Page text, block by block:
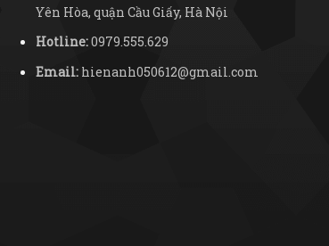
Yên Hòa, quận Cầu Giấy, Hà Nội
Hotline:0979.555.629
Email: hienanh050612@gmail.com